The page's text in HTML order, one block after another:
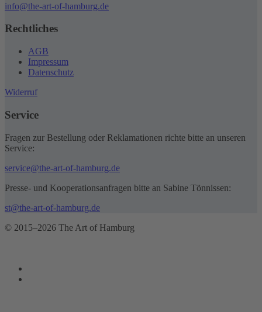
info@the-art-of-hamburg.de
Rechtliches
AGB
Impressum
Datenschutz
Widerruf
Service
Fragen zur Bestellung oder Reklamationen richte bitte an unseren
Service:
service@the-art-of-hamburg.de
Presse- und Kooperationsanfragen bitte an Sabine Tönnissen:
st@the-art-of-hamburg.de
© 2015–2026 The Art of Hamburg